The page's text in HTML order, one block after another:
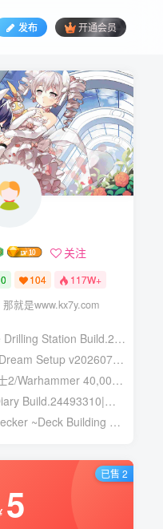
发布 开通会员
关注
0 104 117W+
就是www.kx7y.com
模拟经营|容量1.7GB|免安装绿色中文版
休闲益智|容量3GB|免安装绿色中文版
2 v14.0.0.1|动作冒险|容量214.5GB|免安装绿色中文版
模拟经营|容量265B|免安装绿色中文版
休闲益智|容量293B|免安装绿色中文版
5
已售 2